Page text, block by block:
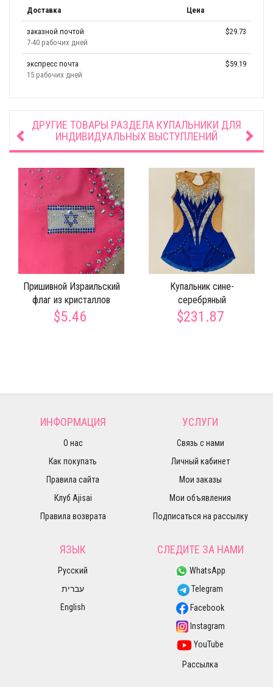
Доставка Цена
заказной почтой
7-40 рабочих дней
$29.73
экспресс почта
15 рабочих дней
$59.19
ДРУГИЕ ТОВАРЫ РАЗДЕЛА КУПАЛЬНИКИ ДЛЯ
ИНДИВИДУАЛЬНЫХ ВЫСТУПЛЕНИЙ
Пришивной Израильский
флаг из кристаллов
$5.46
Купальник сине-
серебряный
$231.87
ИНФОРМАЦИЯ
О нас
Как покупать
Правила сайта
Клуб Ajisai
Правила возврата
УСЛУГИ
Связь с нами
Личный кабинет
Мои заказы
Мои объявления
Подписаться на рассылку
ЯЗЫК
Русский
עברית
English
СЛЕДИТЕ ЗА НАМИ
WhatsApp
Telegram
Facebook
Instagram
YouTube
Рассылка